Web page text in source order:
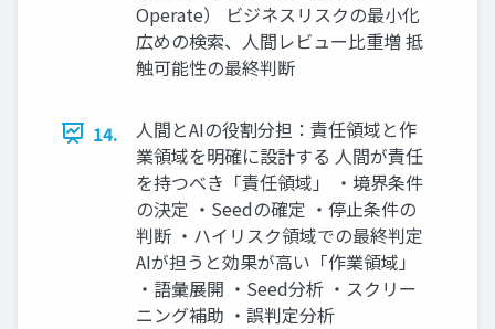
Operate） ビジネスリスクの最小化
広めの検索、人間レビュー比重増 抵
触可能性の最終判断
14.
人間とAIの役割分担：責任領域と作
業領域を明確に設計する 人間が責任
を持つべき「責任領域」 ・境界条件
の決定 ・Seedの確定 ・停止条件の
判断 ・ハイリスク領域での最終判定
AIが担うと効果が高い「作業領域」
・語彙展開 ・Seed分析 ・スクリー
ニング補助 ・誤判定分析